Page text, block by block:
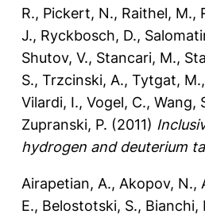
R., Pickert, N., Raithel, M.,
J., Ryckbosch, D.,
Shutov, V., Stancari, M.,
S., Trzcinski, A., Tytgat, M.,
Vilardi, I., Vogel, C., Wang,
Zupranski, P. (2011)
hydrogen and deuterium
Airapetian, A., Akopov, N.,
E., Belostotski, S., Bianchi,